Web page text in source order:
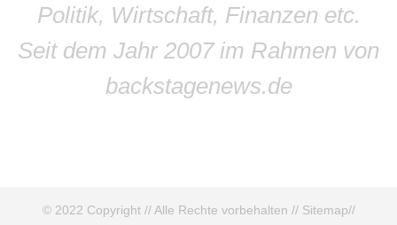
Politik, Wirtschaft, Finanzen etc.
Seit dem Jahr 2007 im Rahmen von
backstagenews.de
© 2022 Copyright // Alle Rechte vorbehalten // Sitemap//